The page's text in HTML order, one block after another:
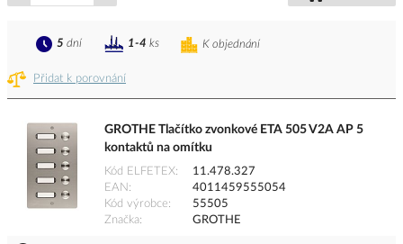
Přidat k porovnání
K objednání
5 dní 1-4 ks
GROTHE Tlačítko zvonkové ETA 505 V2A AP 5
kontaktů na omítku
Kód ELFETEX
11.478.327
EAN
4011459555054
Kód výrobce
55505
Značka
GROTHE